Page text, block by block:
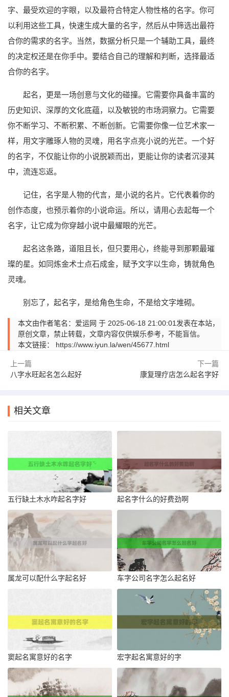
字、最受欢迎的字眼，以及最符合特定人物性格的名字。你可
以利用这些工具，快速生成大量的名字，然后从中筛选出最符
合你的需求的名字。当然，数据分析只是一个辅助工具，最终
的决定权还是在你手中。要结合自己的理解和判断，选择最适
合你的名字。
起名，更是一场创意与文化的碰撞。它需要你具备丰富的
历史知识、深厚的文化底蕴，以及敏锐的市场洞察力。它需要
你不断学习、不断积累、不断创新。它需要你像一位艺术家一
样，用文字雕琢人物的灵魂，用名字点亮小说的光芒。一个好
的名字，不仅能让你的小说脱颖而出，更能让你的读者沉浸其
中，流连忘返。
记住，名字是人物的代言，是小说的名片。它代表着你的
创作态度，也预示着你的小说命运。所以，请用心去起每一个
名字，让它成为你穿越小说中最耀眼的光芒。
起名这条路，道阻且长，但只要用心，终能寻到那颗最璀
璨的星。如同炼金术士点石成金，赋予文字以生命，铸就角色
灵魂。
别忘了，起名字，是给角色生命，不是给文字堆砌。
本文由作者笔名：爱运网 于 2025-06-18 21:00:01发表在本站，
原创文章，禁止转载，文章内容仅供娱乐参考，不能盲信。
本文链接： https://www.iyun.la/wen/45677.html
上一篇
八字水旺起名怎么起好
下一篇
康复理疗店怎么起名字好
相关文章
五行缺土木水咋起名字好 起名字什么的好费劲啊
属龙可以配什么字起名好 车字公司名字怎么起名好
窦起名寓意好的名字 宏字起名寓意好的字